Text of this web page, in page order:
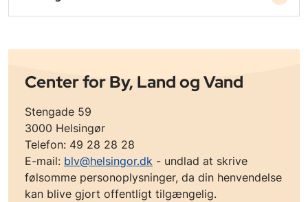
Center for By, Land og Vand
Stengade 59
3000 Helsingør
Telefon: 49 28 28 28
E-mail: blv@helsingor.dk - undlad at skrive
følsomme personoplysninger, da din henvendelse
kan blive gjort offentligt tilgængelig.